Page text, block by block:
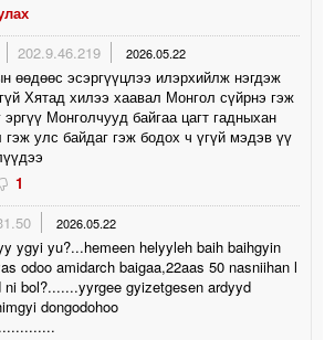
202.9.46.219 2026.05.22
өөдөөс эсэргүүцлээ илэрхийлж нэгдэж
Хятад хилээ хаавал Монгол сүйрнэ гэж
Монголчууд байгаа цагт гадныхан
гэж улс байдаг гэж бодох ч үгүй мэдэв үү
1
2026.05.22
ygyi yu?...hemeen helyyleh baih baihgyin
odoo amidarch baigaa,22aas 50 nasniihan l
ni bol?.......yyrgee gyizetgesen ardyyd
dongodohoo